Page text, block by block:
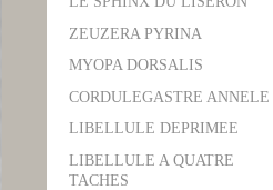
ZEUZERA PYRINA
MYOPA DORSALIS
CORDULEGASTRE ANNELE
LIBELLULE DEPRIMEE
LIBELLULE A QUATRE
TACHES